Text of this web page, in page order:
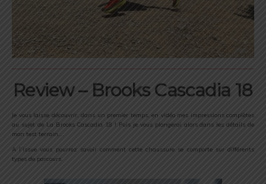
Review – Brooks Cascadia 18
Je vous laisse découvrir, dans un premier temps, en vidéo mes impressions complètes
au sujet de La Brooks Cascadia 18 ! Puis je vous plongerai alors dans les détails de
mon test terrain….
A l’issue vous pourrez savoir comment cette chaussure se comporte sur différents
types de parcours.